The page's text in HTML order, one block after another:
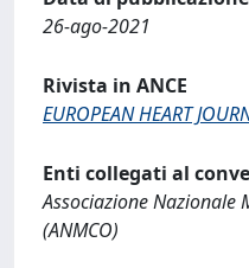
26-ago-2021
Rivista in ANCE
EUROPEAN HEART
Enti collegati al
Associazione Nazionale
(ANMCO)